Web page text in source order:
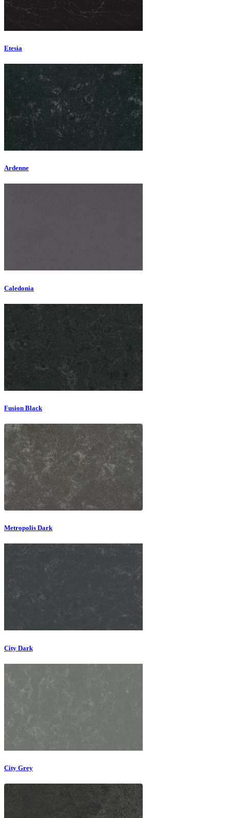
Etesia
Ardenne
Caledonia
Fusion Black
Metropolis Dark
City Dark
City Grey